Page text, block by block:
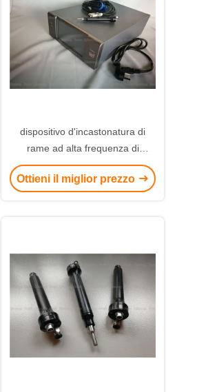
dispositivo d'incastonatura di
rame ad alta frequenza di
ultrasuono 0.1mm di 100w 70Khz
con il driver di Digital
Ottieni il miglior prezzo